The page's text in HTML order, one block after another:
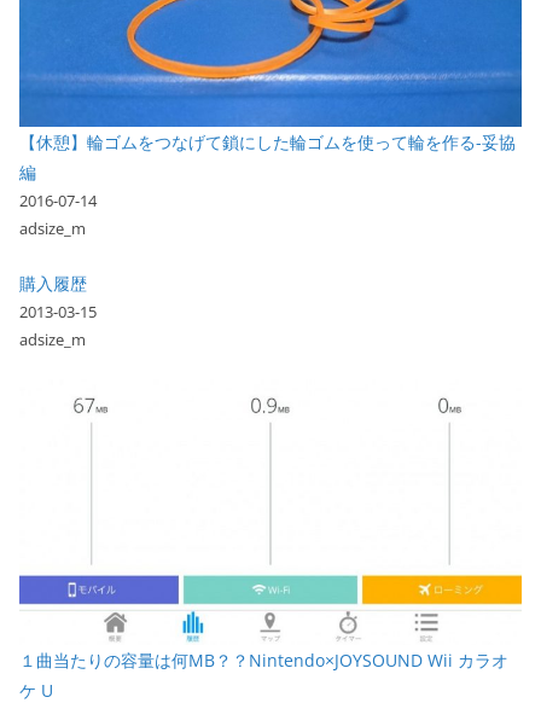
【休憩】輪ゴムをつなげて鎖にした輪ゴムを使って輪を作る-妥協
編
2016-07-14
adsize_m
購入履歴
2013-03-15
adsize_m
１曲当たりの容量は何MB？？Nintendo×JOYSOUND Wii カラオ
ケ U